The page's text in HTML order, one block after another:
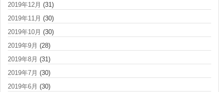
2019年12月 (31)
2019年11月 (30)
2019年10月 (30)
2019年9月 (28)
2019年8月 (31)
2019年7月 (30)
2019年6月 (30)